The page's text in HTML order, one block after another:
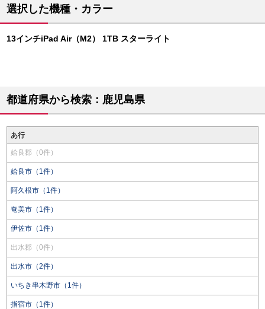
選択した機種・カラー
13インチiPad Air（M2） 1TB スターライト
都道府県から検索：鹿児島県
あ行
姶良郡（0件）
姶良市（1件）
阿久根市（1件）
奄美市（1件）
伊佐市（1件）
出水郡（0件）
出水市（2件）
いちき串木野市（1件）
指宿市（1件）